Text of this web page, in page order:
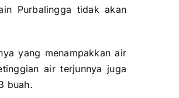
Purbalingga tidak akan
yang menampakkan air
air terjunnya juga
buah.